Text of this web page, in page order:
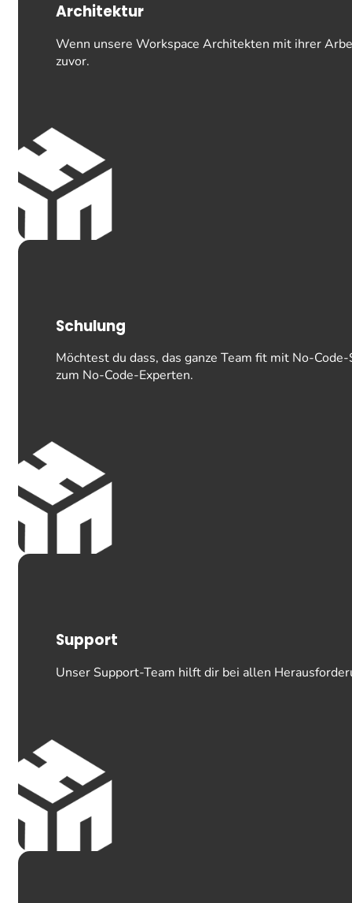
Architektur
Wenn unsere Workspace Architekten mit ihrer
zuvor.
Schulung
Möchtest du dass, das ganze Team fit mit No-
zum No-Code-Experten.
Support
Unser Support-Team hilft dir bei allen